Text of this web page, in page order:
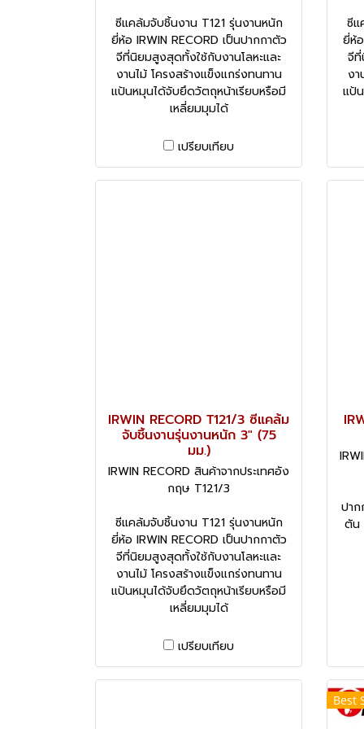
ซีแคล้มจับชิ้นงาน T121 รุ่นงานหนัก
ยี่ห้อ IRWIN RECORD เป็นปากกาตัว
จีที่นิยมสูงสุดทั้งใช้กับงานโลหะและ
งานไม้ โครงสร้างแข็งแกร่งทนทาน
แป้นหมุนได้จับยึดวัตถุหน้าเรียบหรือมี
เหลี่ยมมุมได้
เปรียบเทียบ
ซีแ
ยี่ห้
จีที่
ง
แป้
IRWIN RECORD T121/3 ซีแคล้ม
จับชิ้นงานรุ่นงานหนัก 3" (75
มม.)
IRWIN RECORD สินค้าจากประเทศอัง
กฤษ T121/3
ซีแคล้มจับชิ้นงาน T121 รุ่นงานหนัก
ยี่ห้อ IRWIN RECORD เป็นปากกาตัว
จีที่นิยมสูงสุดทั้งใช้กับงานโลหะและ
งานไม้ โครงสร้างแข็งแกร่งทนทาน
แป้นหมุนได้จับยึดวัตถุหน้าเรียบหรือมี
เหลี่ยมมุมได้
เปรียบเทียบ
ปา
ตัน
Best